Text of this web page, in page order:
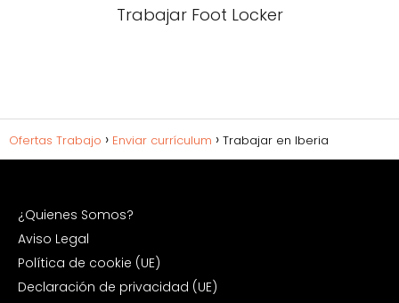
Trabajar Foot Locker
Ofertas Trabajo Enviar currículum Trabajar en Iberia
¿Quienes Somos?
Aviso Legal
Política de cookie (UE)
Declaración de privacidad (UE)